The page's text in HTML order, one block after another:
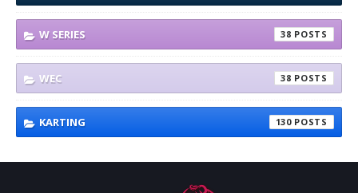
W SERIES 38
WEC 38
KARTING 130